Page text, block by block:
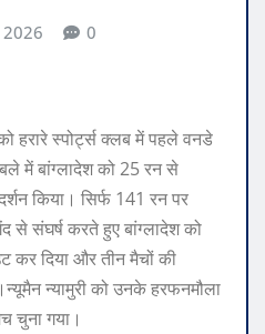
2026 0
हरारे स्पोर्ट्स क्लब में पहले वनडे
में बांग्लादेश को 25 रन से
किया। सिर्फ 141 रन पर
से संघर्ष करते हुए बांग्लादेश को
दिया और तीन मैचों की
न्यूमैन न्यामुरी को उनके हरफनमौला
चुना गया।